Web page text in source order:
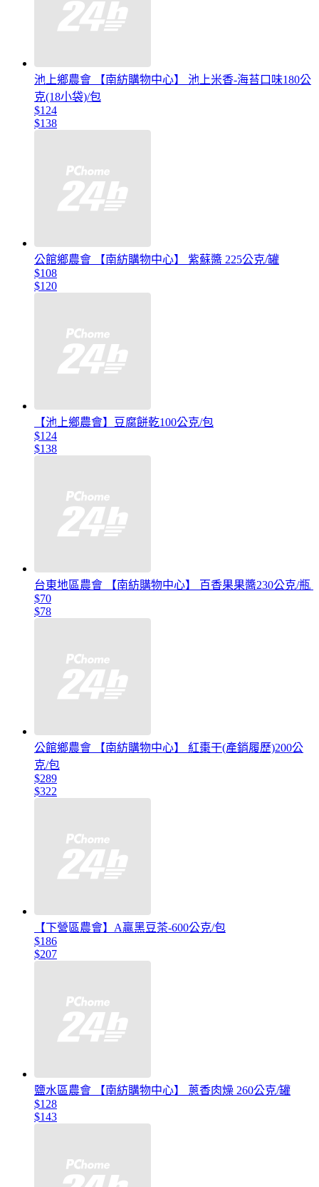
池上鄉農會 【南紡購物中心】 池上米香-海苔口味180公
克(18小袋)/包
$124
$138
公館鄉農會 【南紡購物中心】 紫蘇醬 225公克/罐
$108
$120
【池上鄉農會】豆腐餅乾100公克/包
$124
$138
台東地區農會 【南紡購物中心】 百香果果醬230公克/瓶
$70
$78
公館鄉農會 【南紡購物中心】 紅棗干(產銷履歷)200公
克/包
$289
$322
【下營區農會】A贏黑豆茶-600公克/包
$186
$207
鹽水區農會 【南紡購物中心】 蔥香肉燥 260公克/罐
$128
$143